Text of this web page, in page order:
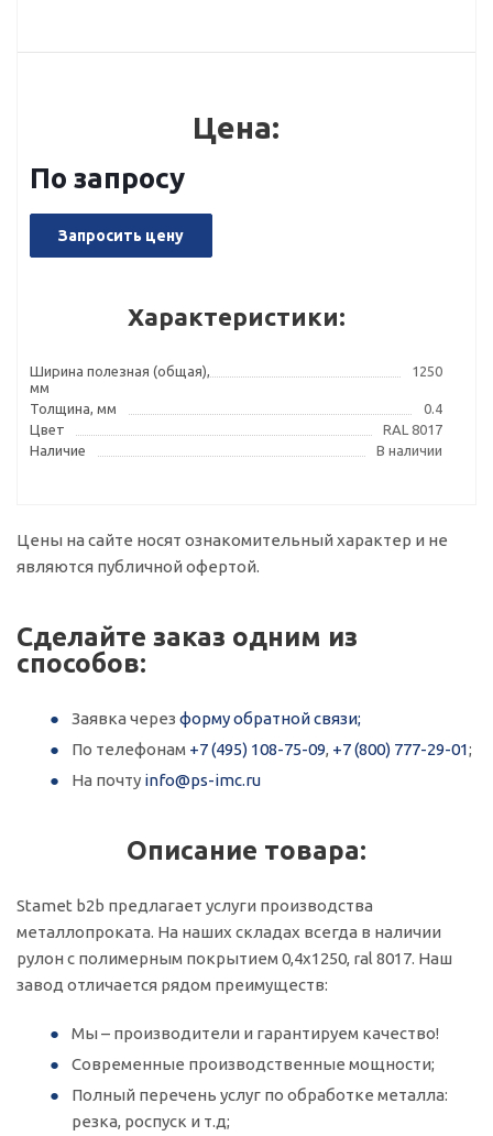
Цена:
По запросу
Запросить цену
Характеристики:
Ширина полезная (общая),
мм
1250
Толщина, мм
0.4
Цвет
RAL 8017
Наличие
В наличии
Цены на сайте носят ознакомительный характер и не
являются публичной офертой.
Сделайте заказ одним из
способов:
Заявка через форму обратной связи;
По телефонам +7 (495) 108-75-09, +7 (800) 777-29-01;
На почту info@ps-imc.ru
Описание товара:
Stamet b2b предлагает услуги производства
металлопроката. На наших складах всегда в наличии
рулон с полимерным покрытием 0,4х1250, ral 8017. Наш
завод отличается рядом преимуществ:
Мы – производители и гарантируем качество!
Современные производственные мощности;
Полный перечень услуг по обработке металла:
резка, роспуск и т.д;